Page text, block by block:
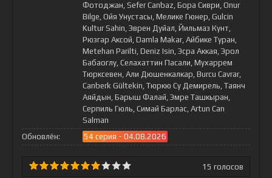
Фотоджан, Sefer Canbaz, Бора Сиври, Onur
Bilge, Ойя Унустасы, Мелике Гюнер, Gulcin
Kultur Sahin, Эврен Дуйал, Йильмаз Кунт,
Рюзгар Аксой, Damla Makar, Айбике Туран,
Metehan Parilti, Deniz Isin, Эсра Аккая, Эрол
Бабаоглу, Селахаттин Пасали, Мухаррем
Тюрксевен, Али Дюшенкалкар, Burcu Cavrar,
Canberk Gültekin, Тюркю Су Демирель, Таянч
Аяйдын, Барыш Фалай, Эмре Ташкыран,
Серпиль Гюль, Симай Барлас, Artun Can
Salman
Обновлён:
54 серия - 04.08.2026
15 голосов